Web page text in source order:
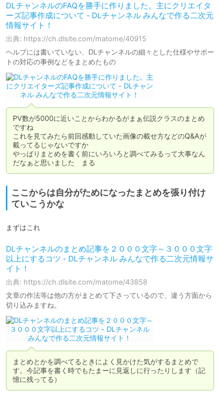
DLチャンネルのFAQを勝手に作りました。主にクリエイタ
ーズ記事作成について - DLチャンネル みんなで作る二次元
情報サイト！
出典: https://ch.dlsite.com/matome/40915
ヘルプには書いていない、DLチャンネルの細々とした仕様やサポー
トの対応の事例などをまとめたもの
PV数が5000に近いことからわかるがまぁ伝説クラスのまとめ
ですね
これを見てみたら前回感動していた画像の載せ方などのQ&Aが
載ってるじゃないですか
やっぱりまとめを書く前にいろいろと調べてみるって大事なん
だなぁと思いました　まる
ここからは自分がためになったまとめを張り付け
ていこうかな
まずはこれ
DLチャンネルのまとめ記事を２０００文字～３０００文字
以上にするコツ - DLチャンネル みんなで作る二次元情報サ
イト！
出典: https://ch.dlsite.com/matome/43858
文章の作法等は他の方がまとめて下さっているので、違う方面から
切り込みますね。
まとめとかを調べてるときによく見かけた気がするまとめで
す。今記事を書く時でもたまーに見返しに行ったりします（記
憶に残ってる）